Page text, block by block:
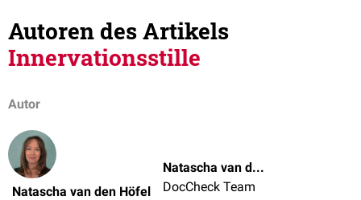
Autoren des Artikels
Innervationsstille
Autor
Natascha van den Höfel
Natascha van den Höfel
DocCheck Team